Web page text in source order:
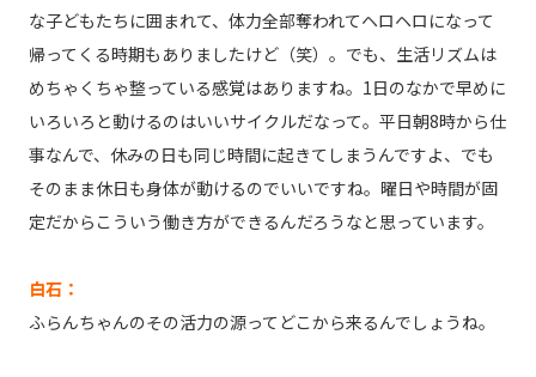
な子どもたちに囲まれて、体力全部奪われてヘロヘロになって
帰ってくる時期もありましたけど（笑）。でも、生活リズムは
めちゃくちゃ整っている感覚はありますね。1日のなかで早めに
いろいろと動けるのはいいサイクルだなって。平日朝8時から仕
事なんで、休みの日も同じ時間に起きてしまうんですよ、でも
そのまま休日も身体が動けるのでいいですね。曜日や時間が固
定だからこういう働き方ができるんだろうなと思っています。
白石：
ふらんちゃんのその活力の源ってどこから来るんでしょうね。